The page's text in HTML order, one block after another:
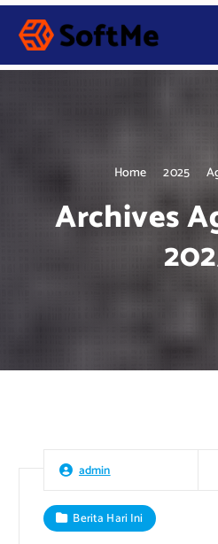
S
p
Home 2025
Archives
admin
Berita Hari Ini